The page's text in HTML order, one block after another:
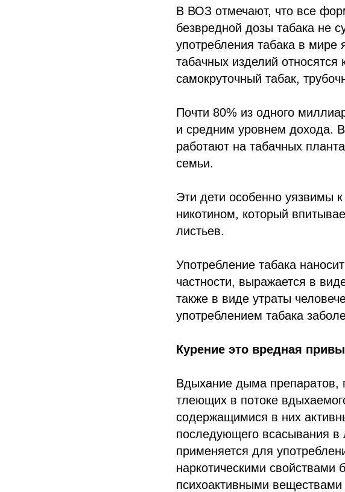
В ВОЗ отмечают, что все
безвредной дозы табака не
употребления табака в мире
табачных изделий
самокруточный табак,
Почти 80% из одного
и средним уровнем дохода.
работают на табачных
семьи.
Эти дети особенно уязвимы
никотином, который
листьев.
Употребление табака
частности, выражается в
также в виде утраты
употреблением табака
Курение это вредная
Вдыхание дыма препаратов,
тлеющих в потоке
содержащимися в них
последующего всасывания в
применяется для
наркотическими
психоактивными веществами